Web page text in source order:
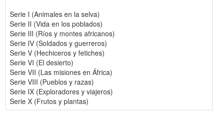
Serie I (Animales en la selva)
Serie II (Vida en los poblados)
Serie III (Ríos y montes africanos)
Serie IV (Soldados y guerreros)
Serie V (Hechiceros y fetiches)
Serie VI (El desierto)
Serie VII (Las misiones en África)
Serie VIII (Pueblos y razas)
Serie IX (Exploradores y viajeros)
Serie X (Frutos y plantas)